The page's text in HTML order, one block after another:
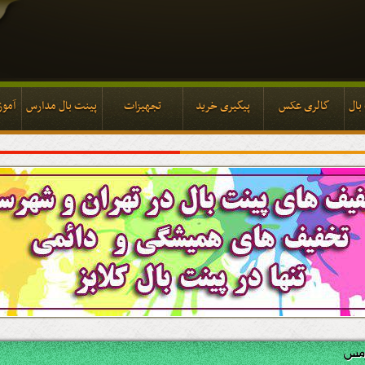
گالری عکس پیگیری خرید تجهیزات پینت بال مدارس